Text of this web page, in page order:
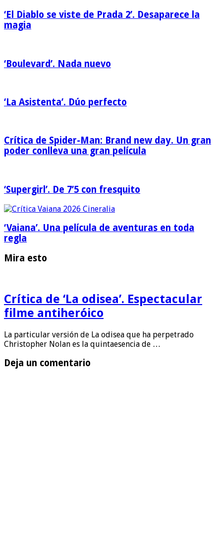
‘El Diablo se viste de Prada 2’. Desaparece la
magia
‘Boulevard’. Nada nuevo
‘La Asistenta’. Dúo perfecto
Crítica de Spider-Man: Brand new day. Un gran
poder conlleva una gran película
‘Supergirl’. De 7’5 con fresquito
‘Vaiana’. Una película de aventuras en toda
regla
Mira esto
Crítica de ‘La odisea’. Espectacular
filme antiheróico
La particular versión de La odisea que ha perpetrado
Christopher Nolan es la quintaesencia de …
Deja un comentario